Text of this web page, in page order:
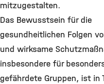
mitzugestalten.
Das Bewusstsein für die
gesundheitlichen Folgen
und wirksame
insbesondere für
gefährdete Gruppen, ist in